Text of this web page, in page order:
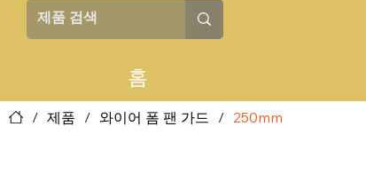
홈
/ 제품 / 와이어 폼 팬 가드 / 250mm